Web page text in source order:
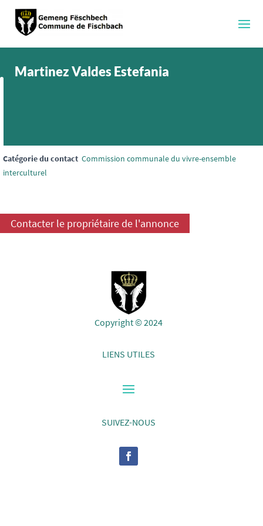
Martinez Valdes Estefania
Catégorie du contact Commission communale du vivre-ensemble
interculturel
Contacter le propriétaire de l'annonce
Copyright © 2024
LIENS UTILES
SUIVEZ-NOUS